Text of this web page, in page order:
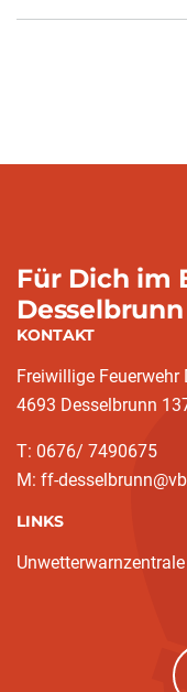
Für Dich im
Desselbrunn
KONTAKT
Freiwillige Feuerwehr
4693 Desselbrunn
T: 0676/ 7490675
M: ff-
LINKS
Unwetterwarnzentrale